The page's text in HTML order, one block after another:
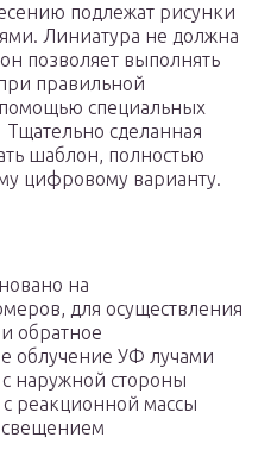
подлежат рисунки
Линиатура не должна
позволяет выполнять
правильной
специальных
сделанная
шаблон, полностью
цифровому варианту.
на
для осуществления
обратное
облучение УФ лучами
наружной стороны
реакционной массы